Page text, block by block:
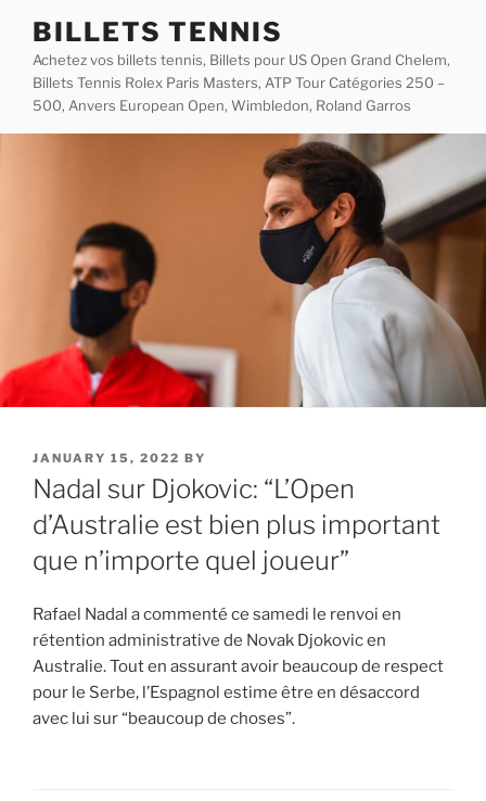
content
BILLETS TENNIS
Achetez vos billets tennis, Billets pour US Open Grand Chelem,
Billets Tennis Rolex Paris Masters, ATP Tour Catégories 250 –
500, Anvers European Open, Wimbledon, Roland Garros
POSTED
ON
JANUARY 15, 2022 BY
Nadal sur Djokovic: “L’Open
d’Australie est bien plus important
que n’importe quel joueur”
Rafael Nadal a commenté ce samedi le renvoi en
rétention administrative de Novak Djokovic en
Australie. Tout en assurant avoir beaucoup de respect
pour le Serbe, l’Espagnol estime être en désaccord
avec lui sur “beaucoup de choses”.